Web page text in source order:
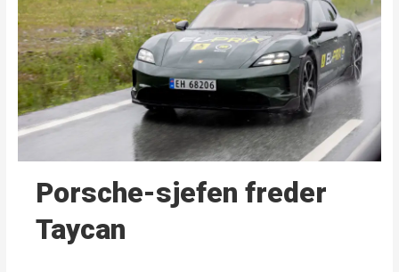
Porsche-sjefen freder
Taycan